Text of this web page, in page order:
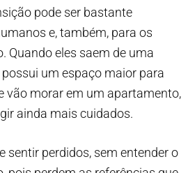
pode ser bastante
e, também, para os
Quando eles saem de uma
um espaço maior para
vão morar em um apartamento,
ainda mais cuidados.
sentir perdidos, sem entender o